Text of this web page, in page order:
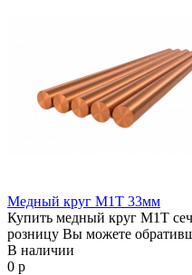
Медный круг М1Т 33мм
Купить медный круг М1Т
розницу Вы можете
В наличии
0 р